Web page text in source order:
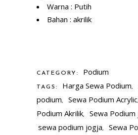
Warna : Putih
Bahan : akrilik
CATEGORY: Podium
TAGS: Harga Sewa Podium,
podium, Sewa Podium Acrylic
Podium Akrilik, Sewa Podium
sewa podium jogja, Sewa